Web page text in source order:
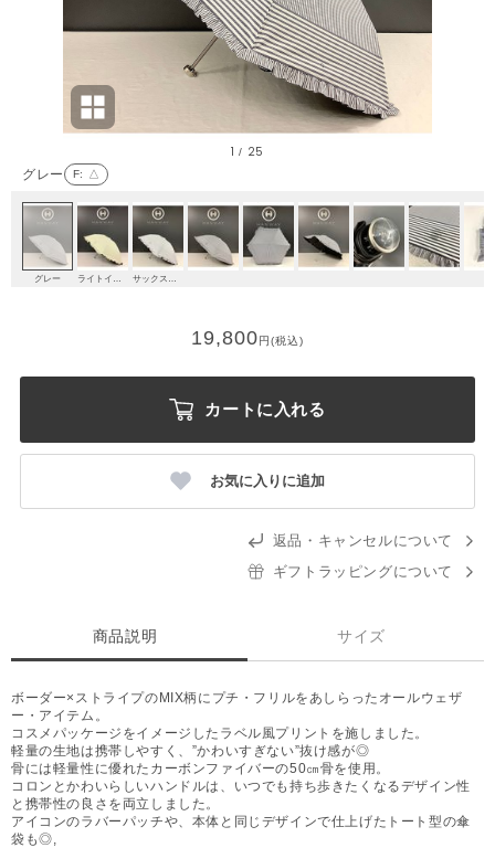
グレー F: △
1 / 25
グレー
19,800円(税込)
カートに入れる
お気に入りに追加
返品・キャンセルについて
ギフトラッピングについて
商品説明 サイズ
ボーダー×ストライプのMIX柄にプチ・フリルをあしらったオールウェザ
ー・アイテム。
コスメパッケージをイメージしたラベル風プリントを施しました。
軽量の生地は携帯しやすく、”かわいすぎない”抜け感が◎
骨には軽量性に優れたカーボンファイバーの50㎝骨を使用。
コロンとかわいらしいハンドルは、いつでも持ち歩きたくなるデザイン性
と携帯性の良さを両立しました。
アイコンのラバーパッチや、本体と同じデザインで仕上げたトート型の傘
袋も◎,